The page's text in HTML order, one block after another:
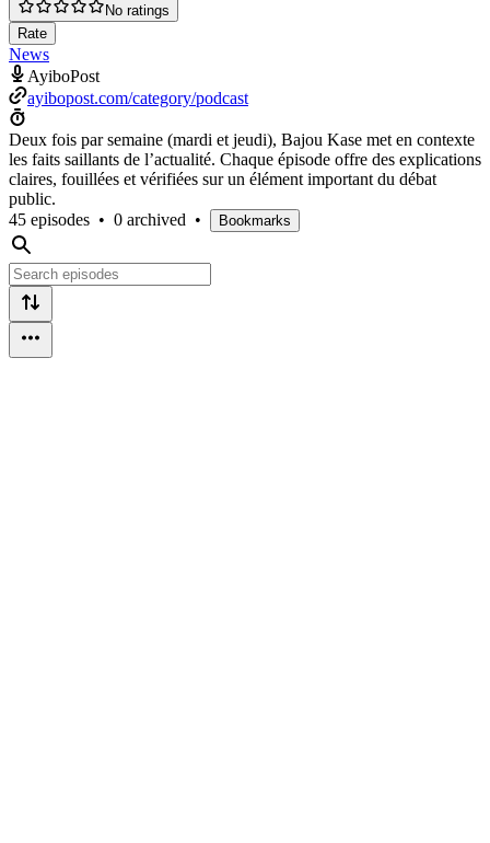
No ratings
Rate
News
AyiboPost
ayibopost.com/category/podcast
Deux fois par semaine (mardi et jeudi), Bajou Kase met en contexte
les faits saillants de l’actualité. Chaque épisode offre des explications
claires, fouillées et vérifiées sur un élément important du débat
public.
45 episodes • 0 archived • Bookmarks